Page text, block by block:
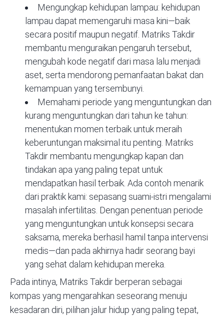
Mengungkap kehidupan lampau: kehidupan
lampau dapat memengaruhi masa kini—baik
secara positif maupun negatif. Matriks Takdir
membantu menguraikan pengaruh tersebut,
mengubah kode negatif dari masa lalu menjadi
aset, serta mendorong pemanfaatan bakat dan
kemampuan yang tersembunyi.
Memahami periode yang menguntungkan dan
kurang menguntungkan dari tahun ke tahun:
menentukan momen terbaik untuk meraih
keberuntungan maksimal itu penting. Matriks
Takdir membantu mengungkap kapan dan
tindakan apa yang paling tepat untuk
mendapatkan hasil terbaik. Ada contoh menarik
dari praktik kami: sepasang suami-istri mengalami
masalah infertilitas. Dengan penentuan periode
yang menguntungkan untuk konsepsi secara
saksama, mereka berhasil hamil tanpa intervensi
medis—dan pada akhirnya hadir seorang bayi
yang sehat dalam kehidupan mereka.
Pada intinya, Matriks Takdir berperan sebagai
kompas yang mengarahkan seseorang menuju
kesadaran diri, pilihan jalur hidup yang paling tepat,